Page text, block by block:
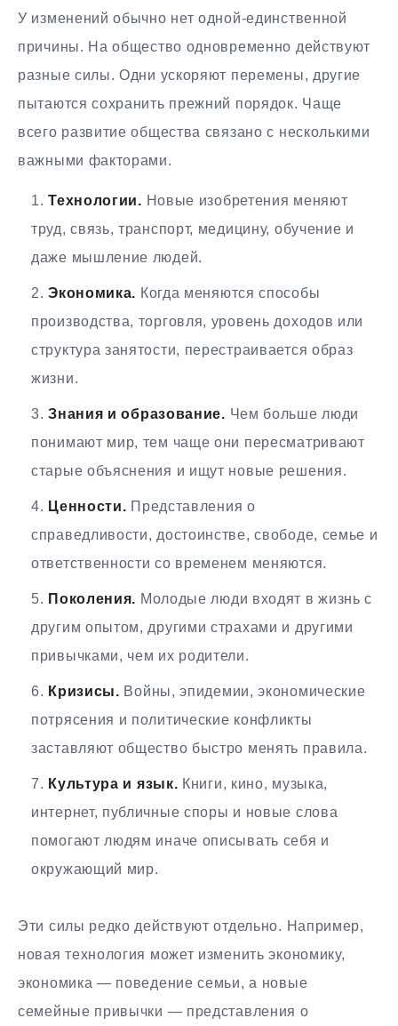
У изменений обычно нет одной-единственной
причины. На общество одновременно действуют
разные силы. Одни ускоряют перемены, другие
пытаются сохранить прежний порядок. Чаще
всего развитие общества связано с несколькими
важными факторами.
Технологии. Новые изобретения меняют
труд, связь, транспорт, медицину, обучение и
даже мышление людей.
Экономика. Когда меняются способы
производства, торговля, уровень доходов или
структура занятости, перестраивается образ
жизни.
Знания и образование. Чем больше люди
понимают мир, тем чаще они пересматривают
старые объяснения и ищут новые решения.
Ценности. Представления о
справедливости, достоинстве, свободе, семье и
ответственности со временем меняются.
Поколения. Молодые люди входят в жизнь с
другим опытом, другими страхами и другими
привычками, чем их родители.
Кризисы. Войны, эпидемии, экономические
потрясения и политические конфликты
заставляют общество быстро менять правила.
Культура и язык. Книги, кино, музыка,
интернет, публичные споры и новые слова
помогают людям иначе описывать себя и
окружающий мир.
Эти силы редко действуют отдельно. Например,
новая технология может изменить экономику,
экономика — поведение семьи, а новые
семейные привычки — представления о